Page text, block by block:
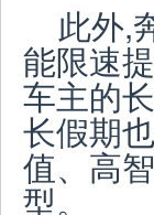
此外,
能限速
车主的
长假期
值、高
型。